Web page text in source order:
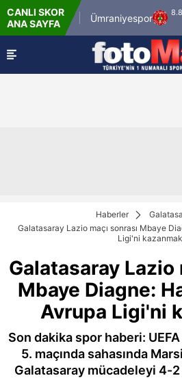
CANLI SKOR
ANA SAYFA
Ümraniyespor
Haberler
Galatasaray Lazio maçı sonrası Mbaye
Ligi'ni kazanmak
Galatasaray Lazio
Mbaye Diagne:
Avrupa Ligi'ni
Son dakika spor haberi:
5. maçında sahasında
Galatasaray mücadeleyi 4-